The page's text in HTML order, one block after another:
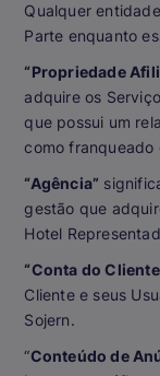
Qualquer
Parte enquanto
“Propriedade
adquire os
que possui um
como franqueado
“Agência”
gestão que
Hotel
“Conta do
Cliente e seus
Sojern.
“Conteúdo de